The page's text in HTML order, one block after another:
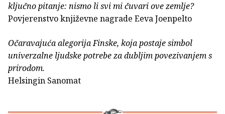
ključno pitanje: nismo li svi mi čuvari ove zemlje?
Povjerenstvo književne nagrade Eeva Joenpelto
Očaravajuća alegorija Finske, koja postaje simbol
univerzalne ljudske potrebe za dubljim povezivanjem s
prirodom.
Helsingin Sanomat